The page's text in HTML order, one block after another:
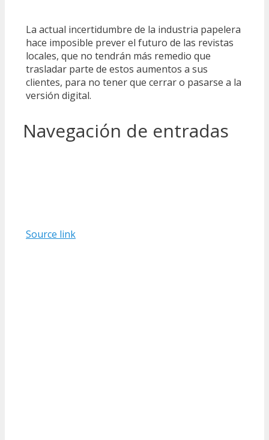
La actual incertidumbre de la industria papelera
hace imposible prever el futuro de las revistas
locales, que no tendrán más remedio que
trasladar parte de estos aumentos a sus
clientes, para no tener que cerrar o pasarse a la
versión digital.
Navegación de entradas
Source link